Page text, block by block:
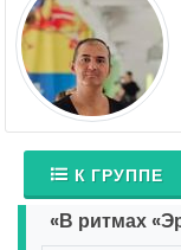
К ГРУППЕ
«В ритмах